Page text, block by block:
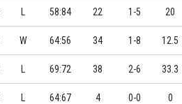
58:84 22 1-5 20
W 64:56 34 1-8 12.5
69:72 38 2-6 33.3
64:67 4 0-0 0